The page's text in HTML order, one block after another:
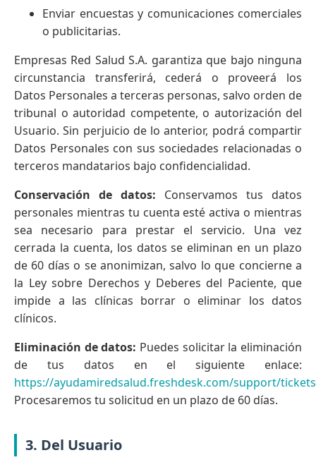
Enviar encuestas y comunicaciones comerciales
o publicitarias.
Empresas Red Salud S.A. garantiza que bajo ninguna
circunstancia transferirá, cederá o proveerá los
Datos Personales a terceras personas, salvo orden de
tribunal o autoridad competente, o autorización del
Usuario. Sin perjuicio de lo anterior, podrá compartir
Datos Personales con sus sociedades relacionadas o
terceros mandatarios bajo confidencialidad.
Conservación de datos: Conservamos tus datos
personales mientras tu cuenta esté activa o mientras
sea necesario para prestar el servicio. Una vez
cerrada la cuenta, los datos se eliminan en un plazo
de 60 días o se anonimizan, salvo lo que concierne a
la Ley sobre Derechos y Deberes del Paciente, que
impide a las clínicas borrar o eliminar los datos
clínicos.
Eliminación de datos: Puedes solicitar la eliminación
de tus datos en el siguiente enlace:
https://ayudamiredsalud.freshdesk.com/support/
Procesaremos tu solicitud en un plazo de 60 días.
3. Del Usuario